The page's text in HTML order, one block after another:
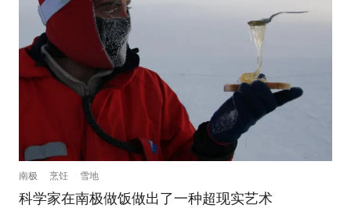
南极 烹饪 雪地
科学家在南极做饭做出了一种超现实艺术